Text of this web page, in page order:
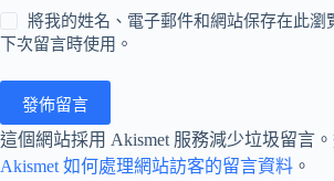
將我的姓名、電子郵件和網站保存在此瀏
下次留言時使用。
發佈留言
這個網站採用 Akismet 服務減少垃圾留言。
Akismet 如何處理網站訪客的留言資料 。